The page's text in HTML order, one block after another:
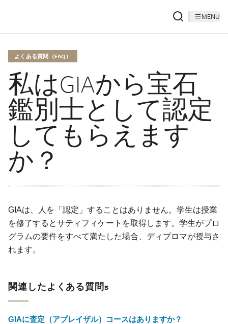
MENU
よくある質問（FAQ）
私はGIAから宝石
鑑別士として認定
してもらえます
か？
GIAは、人を「認定」することはありません。学生は授業
を修了するとサティフィケートを取得します。学生がプロ
グラムの要件をすべて満たした場合、ディプロマが授与さ
れます。
関連したよくある質問s
GIAに査定（アプレイザル）コースはありますか？